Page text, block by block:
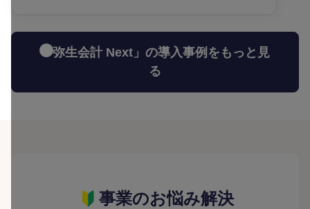
「弥生会計 Next」の導入事例をもっと見
る
事業のお悩み解決